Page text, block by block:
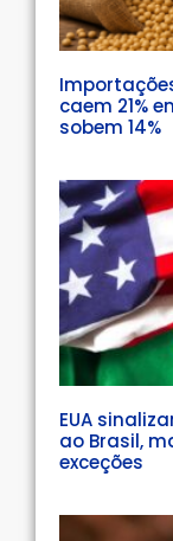
caem 21%
sobem 14%
EUA
ao Brasil,
exceções